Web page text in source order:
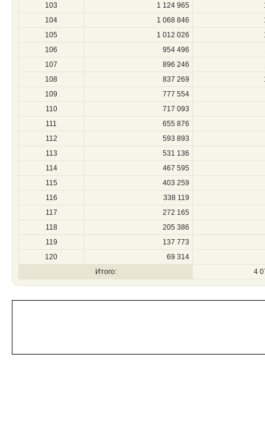
103
1 124 965
104
1 068 846
105
1 012 026
106
954 496
107
896 246
108
837 269
109
777 554
110
717 093
111
655 876
112
593 893
113
531 136
114
467 595
115
403 259
116
338 119
117
272 165
118
205 386
119
137 773
120
69 314
Итого:
4